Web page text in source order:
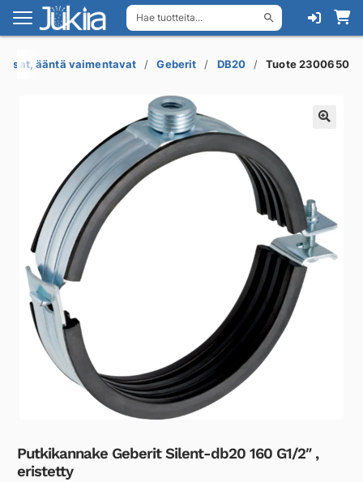
Hae tuotteita...
Siirry
navigointiin
Siirry
sisältöön
osat, ääntä vaimentavat Geberit DB20 Tuote 2300650
Putkikannake Geberit Silent-db20 160 G1/2″ ,
eristetty